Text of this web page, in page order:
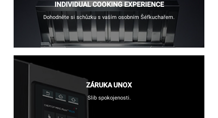
INDIVIDUAL COOKING EXPERIENCE
Dohodněte si schůzku s vaším osobním Šéfkuchařem.
ZÁRUKA UNOX
Slib spokojenosti.